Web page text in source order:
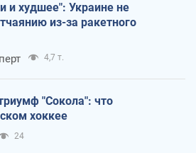
худшее": Украине не
из-за ракетного
4,7 т.
"Сокола": что
хоккее
24